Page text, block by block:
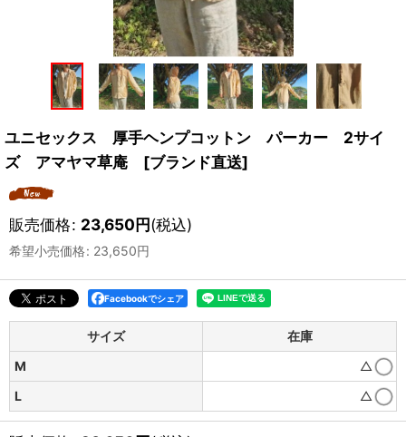
ユニセックス 厚手ヘンプコットン パーカー 2サイ
ズ アマヤマ草庵 [ブランド直送]
販売価格: 23,650円(税込)
希望小売価格: 23,650円
Facebookでシェア
サイズ
在庫
M
△
L
△